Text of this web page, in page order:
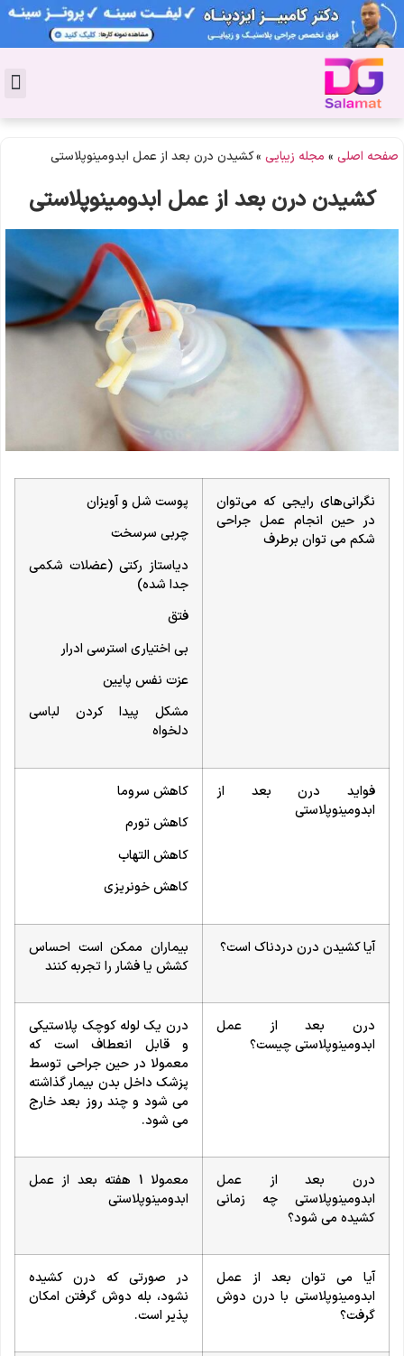
صفحه اصلی » مجله زیبایی »کشیدن درن بعد از عمل ابدومینوپلاستی
کشیدن درن بعد از عمل ابدومینوپلاستی
نگرانی‌های رایجی که می‌توان
در حین انجام عمل جراحی
شکم می توان برطرف
پوست شل و آویزان
چربی سرسخت
دیاستاز رکتی (عضلات شکمی
جدا شده)
فتق
بی اختیاری استرسی ادرار
عزت نفس پایین
مشکل پیدا کردن لباسی
دلخواه
فواید درن بعد از
ابدومینوپلاستی
کاهش سروما
کاهش تورم
کاهش التهاب
کاهش خونریزی
آیا کشیدن درن دردناک است؟
بیماران ممکن است احساس
کشش یا فشار را تجربه کنند
درن بعد از عمل
ابدومینوپلاستی چیست؟
درن یک لوله کوچک پلاستیکی
و قابل انعطاف است که
معمولا در حین جراحی توسط
پزشک داخل بدن بیمار گذاشته
می شود و چند روز بعد خارج
می شود.
درن بعد از عمل
ابدومینوپلاستی چه زمانی
کشیده می شود؟
معمولا 1 هفته بعد از عمل
ابدومینوپلاستی
آیا می توان بعد از عمل
ابدومینوپلاستی با درن دوش
گرفت؟
در صورتی که درن کشیده
نشود، بله دوش گرفتن امکان
پذیر است.